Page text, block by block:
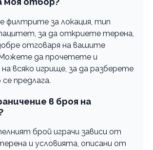
филтрите за локация, тип
за да откриете терена,
отговаря на вашите
Можете да прочетете и
всяко игрище, за да разберете
предлага.
в броя на
брой играчи зависи от
и условията, описани от